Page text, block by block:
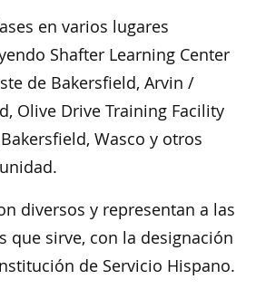
en varios lugares
Shafter Learning Center
de Bakersfield, Arvin /
Olive Drive Training Facility
Wasco y otros
diversos y representan a las
que sirve, con la designación
de Servicio Hispano.